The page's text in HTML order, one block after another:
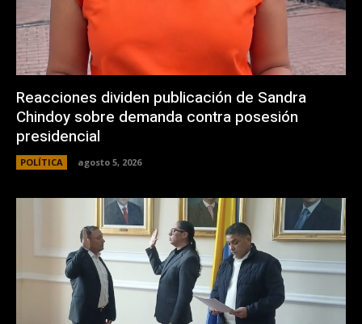
Reacciones dividen publicación de Sandra
Chindoy sobre demanda contra posesión
presidencial
POLÍTICA agosto 5, 2026